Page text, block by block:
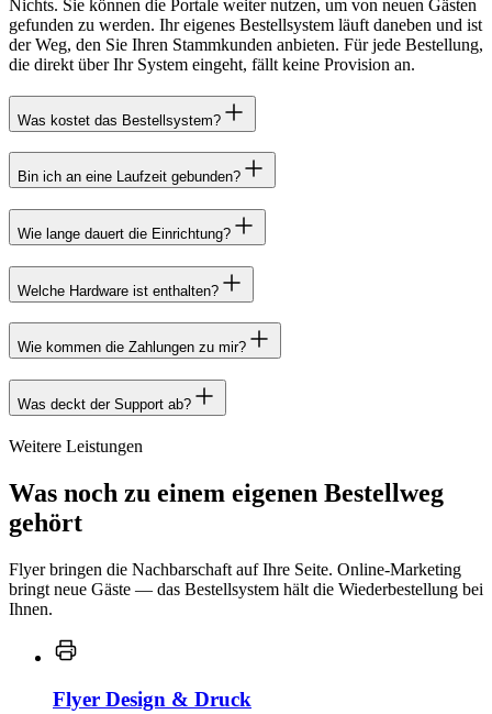
Nichts. Sie können die Portale weiter nutzen, um von neuen Gästen
gefunden zu werden. Ihr eigenes Bestellsystem läuft daneben und ist
der Weg, den Sie Ihren Stammkunden anbieten. Für jede Bestellung,
die direkt über Ihr System eingeht, fällt keine Provision an.
Was kostet das Bestellsystem?
Bin ich an eine Laufzeit gebunden?
Wie lange dauert die Einrichtung?
Welche Hardware ist enthalten?
Wie kommen die Zahlungen zu mir?
Was deckt der Support ab?
Weitere Leistungen
Was noch zu einem eigenen Bestellweg
gehört
Flyer bringen die Nachbarschaft auf Ihre Seite. Online-Marketing
bringt neue Gäste — das Bestellsystem hält die Wiederbestellung bei
Ihnen.
Flyer Design & Druck